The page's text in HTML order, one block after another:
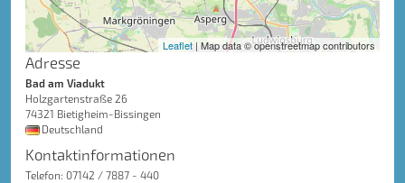
Leaflet | Map data © openstreetmap contributors
Adresse
Bad am Viadukt
Holzgartenstraße 26
74321 Bietigheim-Bissingen
Deutschland
Kontaktinformationen
Telefon: 07142 / 7887 - 440